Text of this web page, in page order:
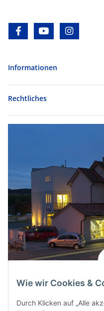
Wie wir Cookies &
Durch Klicken auf „Alle
facebookyoutube
Informationen
Rechtliches